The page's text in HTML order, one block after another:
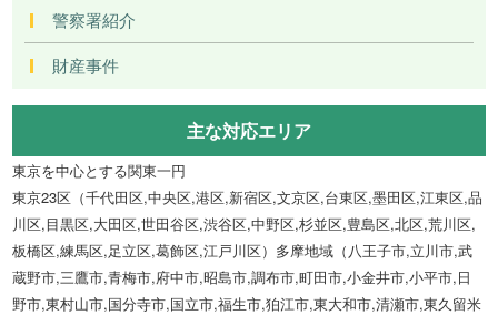
警察署紹介
財産事件
主な対応エリア
東京を中心とする関東一円
東京23区（千代田区,中央区,港区,新宿区,文京区,台東区,墨田区,江東区,品
川区,目黒区,大田区,世田谷区,渋谷区,中野区,杉並区,豊島区,北区,荒川区,
板橋区,練馬区,足立区,葛飾区,江戸川区）多摩地域（八王子市,立川市,武
蔵野市,三鷹市,青梅市,府中市,昭島市,調布市,町田市,小金井市,小平市,日
野市,東村山市,国分寺市,国立市,福生市,狛江市,東大和市,清瀬市,東久留米